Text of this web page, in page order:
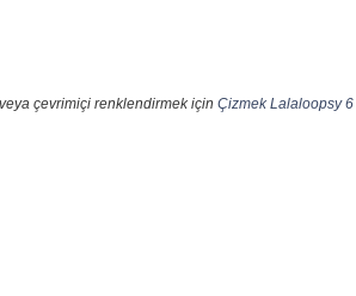
çevrimiçi renklendirmek için Çizmek Lalaloopsy 6